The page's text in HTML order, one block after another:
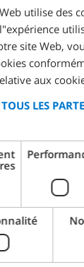
*
adresse e-
utilise des
site Web,
aux
LES